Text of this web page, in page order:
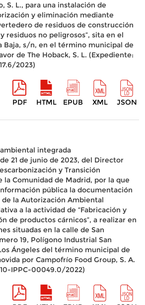
S. L., para una instalación de
y eliminación mediante
de residuos de construcción
residuos no peligrosos”, sita en el
Baja, s/n, en el término municipal de
de The Hoback, S. L. (Expediente:
2023)
PDF HTML EPUB XML JSON
integrada
21 de junio de 2023, del Director
y Transición
la Comunidad de Madrid, por la que
pública la documentación
la Autorización Ambiental
a la actividad de “Fabricación y
de productos cárnicos”, a realizar en
situadas en la calle de San
19, Polígono Industrial San
Ángeles del término municipal de
por Campofrío Food Group, S. A.
IPPC-00049.0/2022)